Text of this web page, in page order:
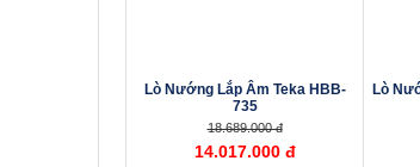
Lò Nướng Lắp Âm Teka HBB-
735
18.689.000 đ
14.017.000 đ
Lò